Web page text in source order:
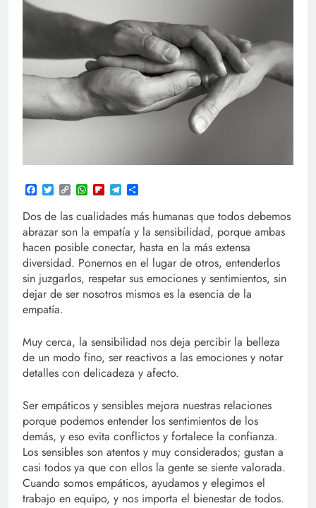
Facebook
TwitterCopy
Link
WhatsApp
FlipboardTelegram
Dos de las cualidades más humanas que todos debemos
abrazar son la empatía y la sensibilidad, porque ambas
hacen posible conectar, hasta en la más extensa
diversidad. Ponernos en el lugar de otros, entenderlos
sin juzgarlos, respetar sus emociones y sentimientos, sin
dejar de ser nosotros mismos es la esencia de la
empatía.
Muy cerca, la sensibilidad nos deja percibir la belleza
de un modo fino, ser reactivos a las emociones y notar
detalles con delicadeza y afecto.
Ser empáticos y sensibles mejora nuestras relaciones
porque podemos entender los sentimientos de los
demás, y eso evita conflictos y fortalece la confianza.
Los sensibles son atentos y muy considerados; gustan a
casi todos ya que con ellos la gente se siente valorada.
Cuando somos empáticos, ayudamos y elegimos el
trabajo en equipo, y nos importa el bienestar de todos.